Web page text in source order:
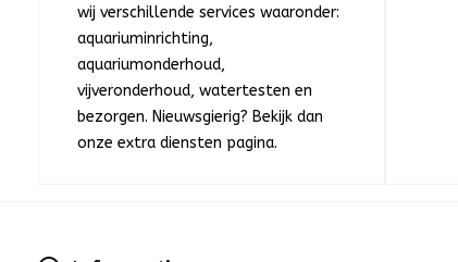
wij verschillende services waaronder:
aquariuminrichting,
aquariumonderhoud,
vijveronderhoud, watertesten en
bezorgen. Nieuwsgierig? Bekijk dan
onze extra diensten pagina.